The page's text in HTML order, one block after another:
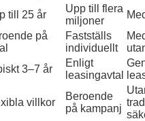
till 25 år
Upp till flera
miljoner
på
Fastställs
individuellt
3–7 år
Enligt
leasingavtal
villkor
Beroende
på kampanj